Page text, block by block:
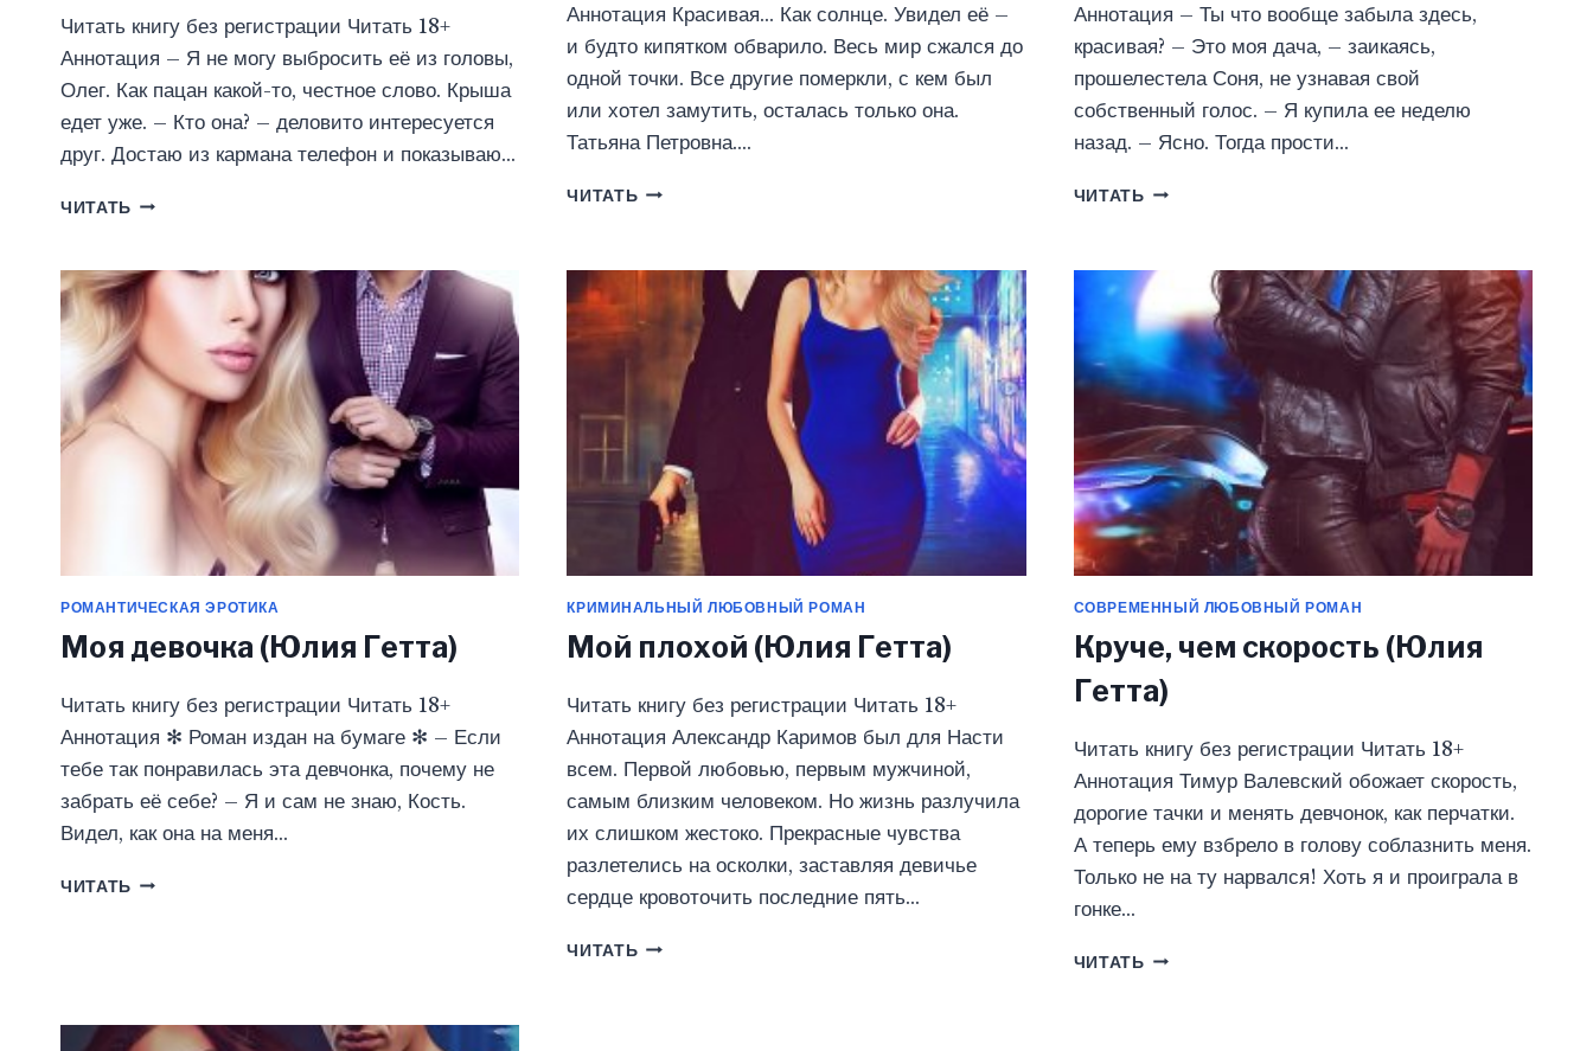
Читать книгу без регистрации Читать 18+
Аннотация – Я не могу выбросить её из головы,
Олег. Как пацан какой-то, честное слово. Крыша
едет уже. – Кто она? – деловито интересуется
друг. Достаю из кармана телефон и показываю…
ЧИТАТЬ МОЯ
(ЮЛИЯ
ГЕТТА)
Аннотация Красивая… Как солнце. Увидел её –
и будто кипятком обварило. Весь мир сжался до
одной точки. Все другие померкли, с кем был
или хотел замутить, осталась только она.
Татьяна Петровна….
ЧИТАТЬ ОХОТА
(ЮЛИЯ
ГЕТТА)
Аннотация – Ты что вообще забыла здесь,
красивая? – Это моя дача, – заикаясь,
прошелестела Соня, не узнавая свой
собственный голос. – Я купила ее неделю
назад. – Ясно. Тогда прости…
ЧИТАТЬ НЕЗВАНЫЙ
ГЕТТА)
РОМАНТИЧЕСКАЯ ЭРОТИКА
Моя девочка (Юлия Гетта)
Читать книгу без регистрации Читать 18+
Аннотация ✻ Роман издан на бумаге ✻ – Если
тебе так понравилась эта девчонка, почему не
забрать её себе? – Я и сам не знаю, Кость.
Видел, как она на меня…
ЧИТАТЬ МОЯ
КРИМИНАЛЬНЫЙ ЛЮБОВНЫЙ РОМАН
Мой плохой (Юлия Гетта)
Читать книгу без регистрации Читать 18+
Аннотация Александр Каримов был для Насти
всем. Первой любовью, первым мужчиной,
самым близким человеком. Но жизнь разлучила
их слишком жестоко. Прекрасные чувства
разлетелись на осколки, заставляя девичье
сердце кровоточить последние пять…
ЧИТАТЬ МОЙ
СОВРЕМЕННЫЙ ЛЮБОВНЫЙ РОМАН
Круче, чем скорость (Юлия
Гетта)
Читать книгу без регистрации Читать 18+
Аннотация Тимур Валевский обожает скорость,
дорогие тачки и менять девчонок, как перчатки.
А теперь ему взбрело в голову соблазнить меня.
Только не на ту нарвался! Хоть я и проиграла в
гонке…
ЧИТАТЬ КРУЧЕ,